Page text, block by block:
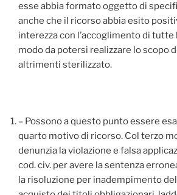
esse abbia formato oggetto di
anche che il ricorso abbia esito
interezza con l’accoglimento di tutte
modo da potersi realizzare lo scopo
altrimenti sterilizzato.
– Possono a questo punto essere
quarto motivo di ricorso. Col terzo
denunzia la violazione e falsa
cod. civ. per avere la sentenza
la risoluzione per inadempimento